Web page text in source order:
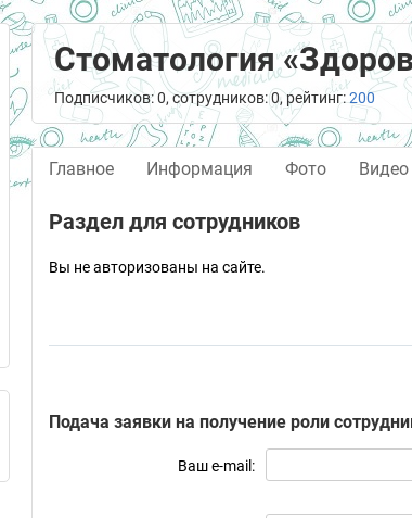
Стоматология
Подписчиков: 0, сотрудников: 0, рейтинг:200
Главное Информация Фото Видео
Раздел для сотрудников
Вы не авторизованы на сайте.
Подача заявки на получение роли
Ваш e-mail: